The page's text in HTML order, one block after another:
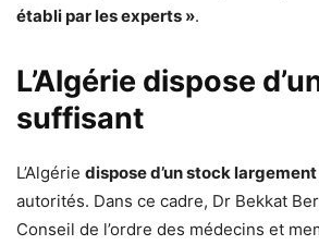
établi par les experts ».
L’Algérie dispose
suffisant
L’Algérie dispose d’un stock
autorités. Dans ce cadre, Dr Bekkat
Conseil de l’ordre des médecins et